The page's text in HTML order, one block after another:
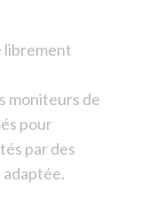
librement
moniteurs de
pour
par des